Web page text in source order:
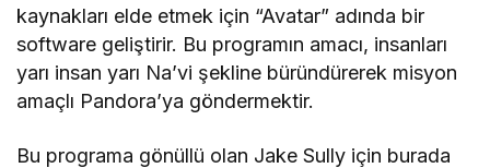
kaynakları elde etmek için “Avatar” adında bir
software geliştirir. Bu programın amacı, insanları
yarı insan yarı Na’vi şekline büründürerek misyon
amaçlı Pandora’ya göndermektir.
Bu programa gönüllü olan Jake Sully için burada